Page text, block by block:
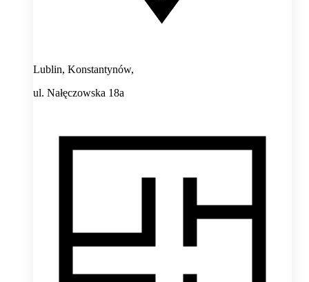
Lublin, Konstantynów,
ul. Nałęczowska 18a